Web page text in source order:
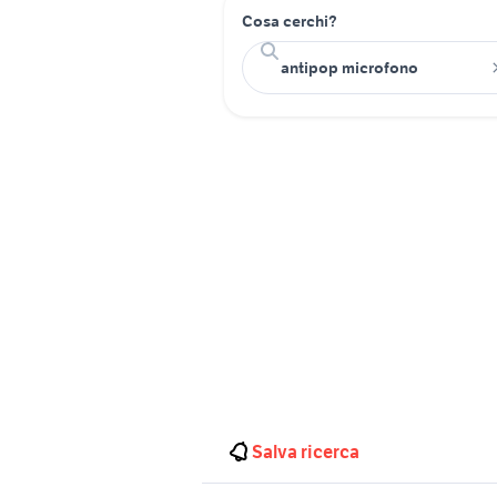
Cosa cerchi?
Salva ricerca